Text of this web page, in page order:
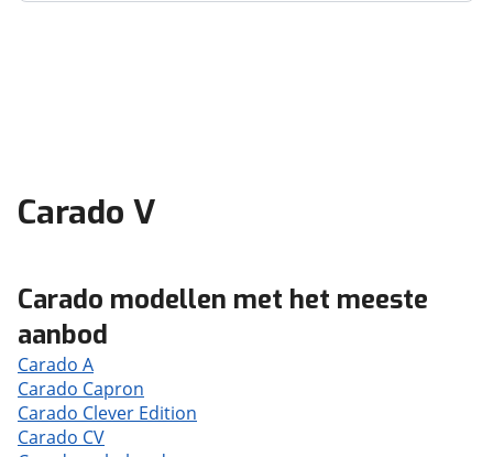
Carado V
Carado modellen met het meeste
aanbod
Carado A
Carado Capron
Carado Clever Edition
Carado CV